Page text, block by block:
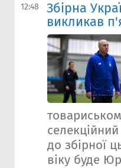
12:48
Збірна
викликав
до збірної
віку буде